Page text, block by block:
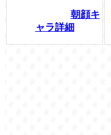
朝顔キ
ャラ詳細